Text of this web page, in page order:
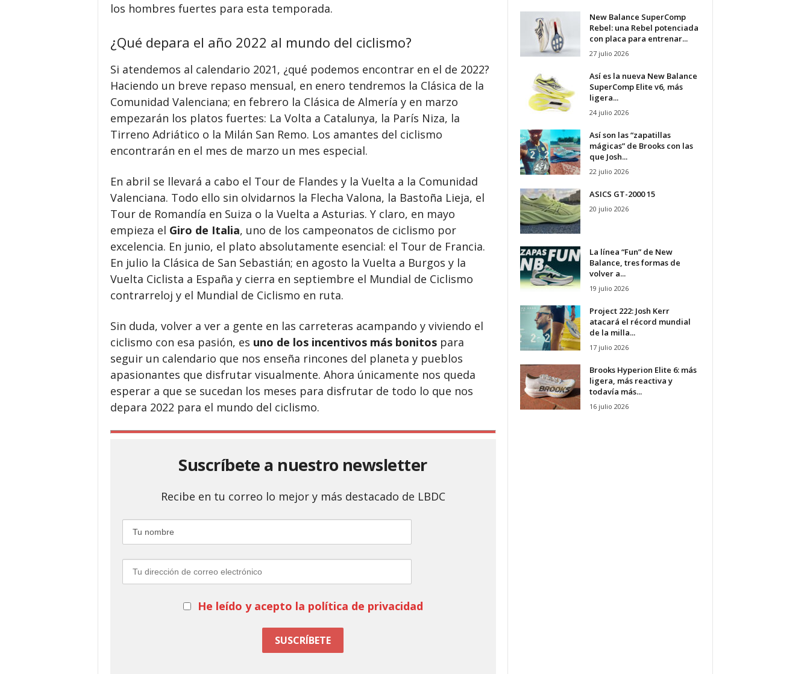
los hombres fuertes para esta temporada.
¿Qué depara el año 2022 al mundo del ciclismo?
Si atendemos al calendario 2021, ¿qué podemos encontrar en el de 2022?
Haciendo un breve repaso mensual, en enero tendremos la Clásica de la
Comunidad Valenciana; en febrero la Clásica de Almería y en marzo
empezarán los platos fuertes: La Volta a Catalunya, la París Niza, la
Tirreno Adriático o la Milán San Remo. Los amantes del ciclismo
encontrarán en el mes de marzo un mes especial.
En abril se llevará a cabo el Tour de Flandes y la Vuelta a la Comunidad
Valenciana. Todo ello sin olvidarnos la Flecha Valona, la Bastoña Lieja, el
Tour de Romandía en Suiza o la Vuelta a Asturias. Y claro, en mayo
empieza el Giro de Italia, uno de los campeonatos de ciclismo por
excelencia. En junio, el plato absolutamente esencial: el Tour de Francia.
En julio la Clásica de San Sebastián; en agosto la Vuelta a Burgos y la
Vuelta Ciclista a España y cierra en septiembre el Mundial de Ciclismo
contrarreloj y el Mundial de Ciclismo en ruta.
Sin duda, volver a ver a gente en las carreteras acampando y viviendo el
ciclismo con esa pasión, es uno de los incentivos más bonitospara
seguir un calendario que nos enseña rincones del planeta y pueblos
apasionantes que disfrutar visualmente. Ahora únicamente nos queda
esperar a que se sucedan los meses para disfrutar de todo lo que nos
depara 2022 para el mundo del ciclismo.
Suscríbete a nuestro newsletter
Recibe en tu correo lo mejor y más destacado de LBDC
He leído y acepto la política de privacidad
New Balance SuperComp
Rebel: una Rebel potenciada
con placa para entrenar...
27 julio 2026
Así es la nueva New Balance
SuperComp Elite v6, más
ligera...
24 julio 2026
Así son las “zapatillas
mágicas” de Brooks con las
que Josh...
22 julio 2026
ASICS GT-2000 15
20 julio 2026
La línea “Fun” de New
Balance, tres formas de
volver a...
19 julio 2026
Project 222: Josh Kerr
atacará el récord mundial
de la milla...
17 julio 2026
Brooks Hyperion Elite 6: más
ligera, más reactiva y
todavía más...
16 julio 2026